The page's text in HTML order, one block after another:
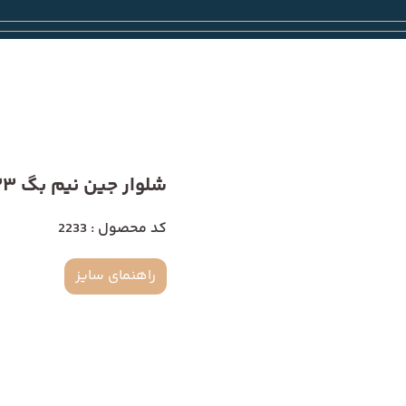
شلوار جین نیم بگ 2233
کد محصول : 2233
راهنمای سایز